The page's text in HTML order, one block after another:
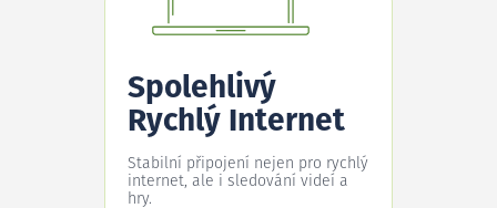
Spolehlivý
Rychlý Internet
Stabilní připojení nejen pro rychlý
internet, ale i sledování videí a
hry.